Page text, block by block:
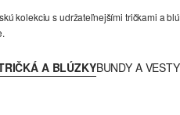
kolekciu s udržateľnejšími tričkami a
A BLÚZKYBUNDY A VESTY